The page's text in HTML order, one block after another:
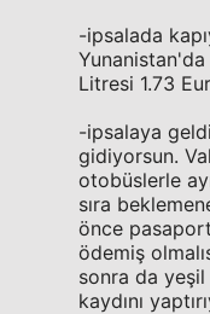
-ipsalada
Litresi 1.73
-ipsalaya
gidiyorsun.
otobüslerle
sıra
önce
ödemiş
sonra da
kaydını